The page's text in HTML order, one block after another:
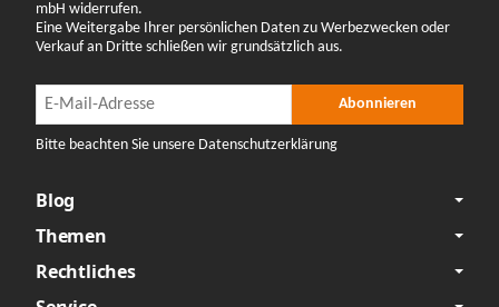
mbH widerrufen.
Eine Weitergabe Ihrer persönlichen Daten zu Werbezwecken oder
Verkauf an Dritte schließen wir grundsätzlich aus.
Newsletter Abonnieren Abonnieren
Bitte beachten Sie unsere Datenschutzerklärung
Blog
Themen
Rechtliches